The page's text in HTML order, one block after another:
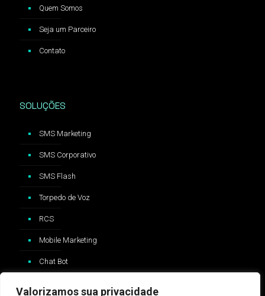
Valorizamos sua privacidade
Quem Somos
Seja um Parceiro
Contato
SOLUÇÕES
SMS Marketing
SMS Corporativo
SMS Flash
Torpedo de Voz
RCS
Mobile Marketing
Chat Bot